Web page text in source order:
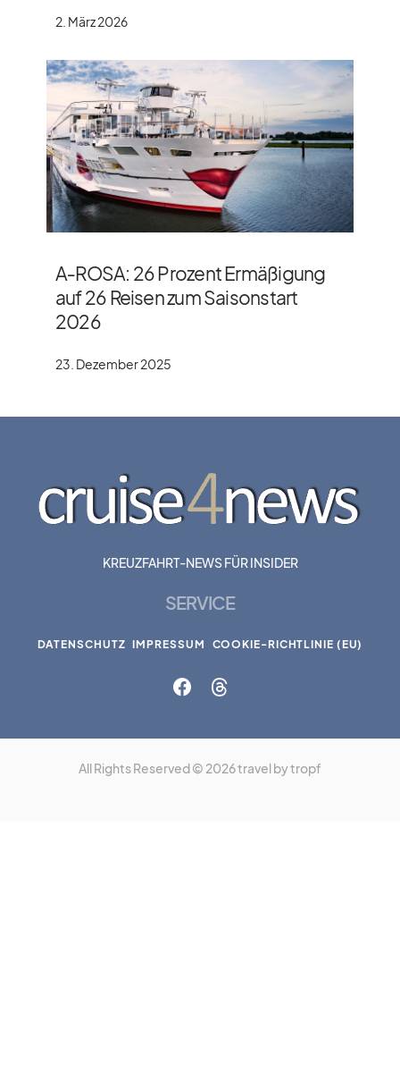
2. März 2026
A‑ROSA: 26 Prozent Ermäßigung
auf 26 Reisen zum Saisonstart
2026
23. Dezember 2025
KREUZFAHRT-NEWS FÜR INSIDER
SERVICE
DATENSCHUTZ IMPRESSUM COOKIE-RICHTLINIE (EU)
All Rights Reserved © 2026 travel by tropf